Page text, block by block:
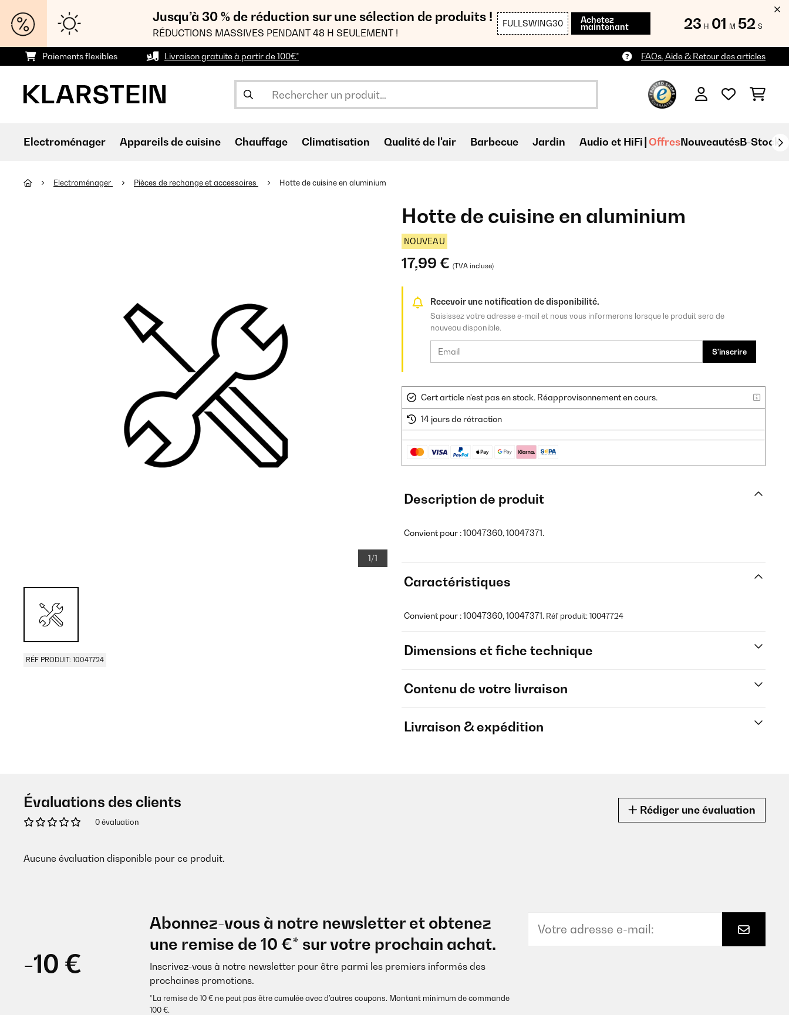
Jusqu’à 30 % de réduction sur une sélection de produits !
RÉDUCTIONS MASSIVES PENDANT 48 H SEULEMENT !
FULLSWING30 Achetez
maintenant 23 H 01 M 52 S
Paiements flexibles Livraison gratuite à partir de 100€* FAQs, Aide & Retour des articles
Electroménager Appareils de cuisine Chauffage Climatisation Qualité de l'air Barbecue Jardin Audio et HiFi OffresNouveautésB-Stock
Electroménager Pièces de rechange et accessoires Hotte de cuisine en aluminium
1/1
RÉF PRODUIT: 10047724
Hotte de cuisine en aluminium
NOUVEAU
17,99 € (TVA incluse)
Recevoir une notification de disponibilité.
Saisissez votre adresse e-mail et nous vous informerons lorsque le produit sera de
nouveau disponible.
S'inscrire
Cert article n'est pas en stock. Réapprovisonnement en cours.
14 jours de rétraction
Description de produit
Convient pour : 10047360, 10047371.
Caractéristiques
Convient pour : 10047360, 10047371. Réf produit: 10047724
Dimensions et fiche technique
Contenu de votre livraison
Livraison & expédition
Évaluations des clients
0 évaluation
Rédiger une évaluation
Aucune évaluation disponible pour ce produit.
-10 €
Abonnez-vous à notre newsletter et obtenez
une remise de 10 €* sur votre prochain achat.
Inscrivez-vous à notre newsletter pour être parmi les premiers informés des
prochaines promotions.
*La remise de 10 € ne peut pas être cumulée avec d’autres coupons. Montant minimum de commande
100 €.